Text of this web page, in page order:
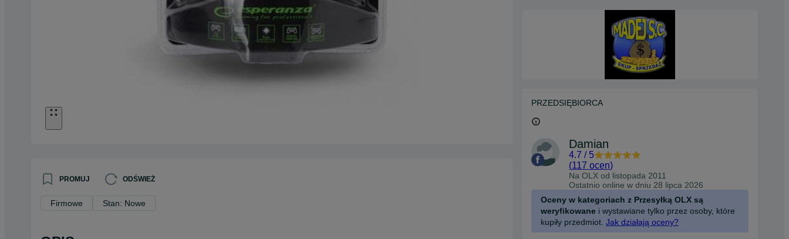
PROMUJ ODŚWIEŻ
Firmowe Stan: Nowe
PRZEDSIĘBIORCA
Damian
4.7 / 5
(117 ocen)
Na OLX od listopada 2011
Ostatnio online w dniu 28 lipca 2026
Oceny w kategoriach z Przesyłką OLX są
weryfikowane i wystawiane tylko przez osoby, które
kupiły przedmiot. Jak działają oceny?